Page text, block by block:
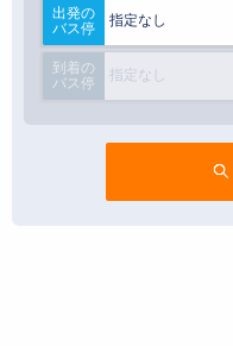
出発の
バス停
指定なし
到着の
バス停
指定なし